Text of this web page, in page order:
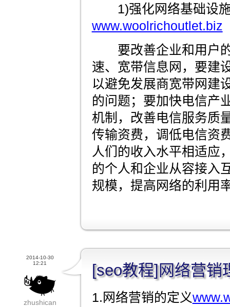
1)强化网络基础设
www.woolrichoutlet.biz
要改善企业和用户的
速、宽带信息网，要建
以避免发展商宽带网建
的问题；要加快电信产
机制，改善电信服务质
传输资费，调低电信资
人们的收入水平相适应
的个人和企业从容接入
规模，提高网络的利用
2014-10-30
12:21
zhushican
[seo教程]网络营销
1.网络营销的定义